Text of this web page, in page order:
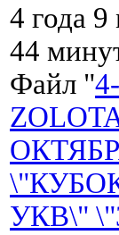
4 года
44
Файл "
УКВ\"